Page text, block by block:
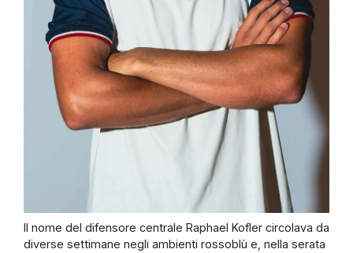
Il nome del difensore centrale Raphael Kofler circolava da
diverse settimane negli ambienti rossoblù e, nella serata